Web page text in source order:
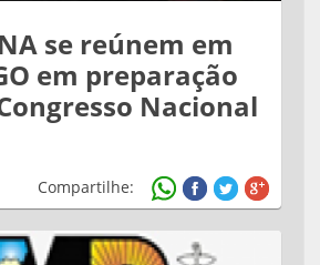
se reúnem em
em preparação
Nacional
Compartilhe: